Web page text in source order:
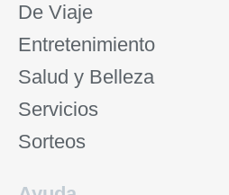
De Viaje
Entretenimiento
Salud y Belleza
Servicios
Sorteos